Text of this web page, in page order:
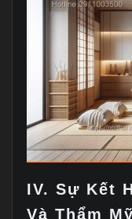
IV. Sự Kết
Và Thẩm